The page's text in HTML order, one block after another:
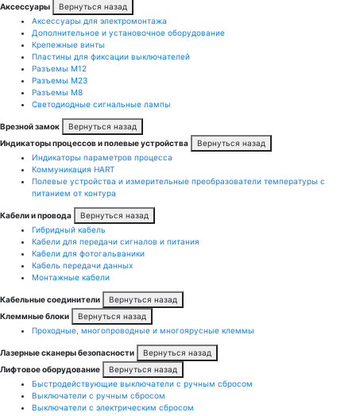
Аксессуары
Вернуться назад
Аксессуары для электромонтажа
Дополнительное и установочное оборудование
Крепежные винты
Пластины для фиксации выключателей
Разъемы M12
Разъемы M23
Разъемы M8
Светодиодные сигнальные лампы
Врезной замок
Вернуться назад
Индикаторы процессов и полевые устройства
Вернуться назад
Индикаторы параметров процесса
Коммуникация HART
Полевые устройства и измерительные преобразователи температуры с
питанием от контура
Кабели и провода
Вернуться назад
Гибридный кабель
Кабели для передачи сигналов и питания
Кабели для фотогальваники
Кабель передачи данных
Монтажные кабели
Кабельные соединители
Вернуться назад
Клеммные блоки
Вернуться назад
Проходные, многопроводные и многоярусные клеммы
Лазерные сканеры безопасности
Вернуться назад
Лифтовое оборудование
Вернуться назад
Быстродействующие выключатели с ручным сбросом
Выключатели с ручным сбросом
Выключатели с электрическим сбросом